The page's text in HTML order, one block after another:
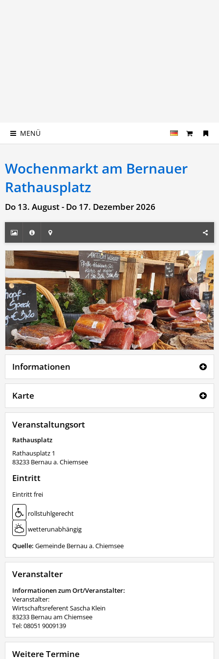
MENÜ
Wochenmarkt am Bernauer
Rathausplatz
Do 13. August - Do 17. Dezember 2026
Informationen
Karte
Veranstaltungsort
Rathausplatz
Rathausplatz 1
83233 Bernau a. Chiemsee
Eintritt
Eintritt frei
rollstuhlgerecht
wetterunabhängig
Quelle: Gemeinde Bernau a. Chiemsee
Veranstalter
Informationen zum Ort/Veranstalter:
Veranstalter:
Wirtschaftsreferent Sascha Klein
83233 Bernau am Chiemsee
Tel: 08051 9009139
Weitere Termine